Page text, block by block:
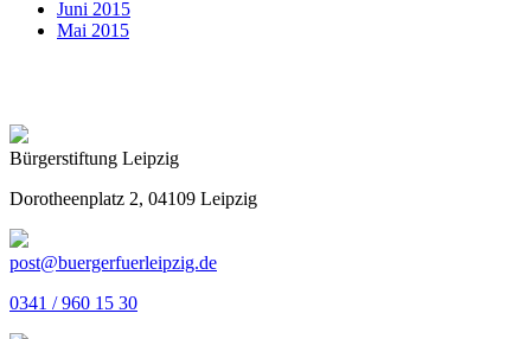
Juni 2015
Mai 2015
Bürgerstiftung Leipzig
Dorotheenplatz 2, 04109 Leipzig
post@buergerfuerleipzig.de
0341 / 960 15 30